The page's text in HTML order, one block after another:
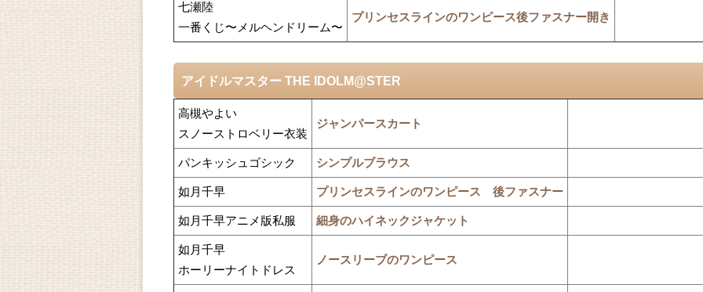
七瀬陸
一番くじ〜メルヘンドリーム〜
プリンセスラインのワンピース後ファスナー開き
アイドルマスター THE IDOLM@STER
高槻やよい
スノーストロベリー衣装
ジャンパースカート
パンキッシュゴシック シンプルブラウス
如月千早 プリンセスラインのワンピース 後ファスナー
如月千早アニメ版私服 細身のハイネックジャケット
如月千早
ホーリーナイトドレス
ノースリーブのワンピース